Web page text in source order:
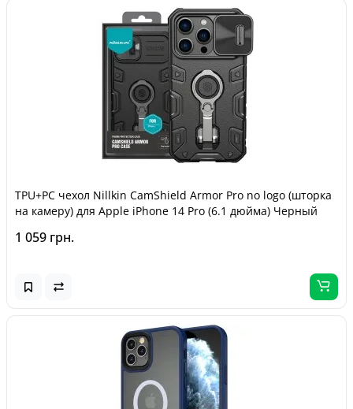
TPU+PC чехол Nillkin CamShield Armor Pro no logo (шторка
на камеру) для Apple iPhone 14 Pro (6.1 дюйма) Черный
1 059 грн.